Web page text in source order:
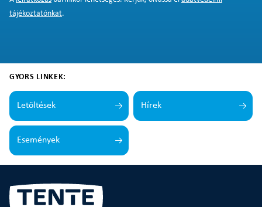
tájékoztatónkat.
GYORS LINKEK:
Letöltések Hírek
Események